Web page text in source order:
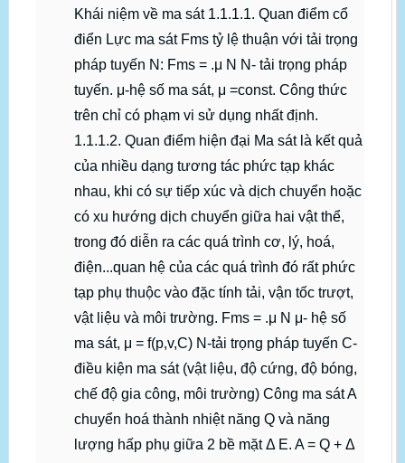
Khái niệm về ma sát 1.1.1.1. Quan điểm cổ
điển Lực ma sát Fms tỷ lệ thuận với tải trọng
pháp tuyến N: Fms = .μ N N- tải trọng pháp
tuyến. μ-hệ số ma sát, μ =const. Công thức
trên chỉ có phạm vi sử dụng nhất định.
1.1.1.2. Quan điểm hiện đại Ma sát là kết quả
của nhiều dạng tương tác phức tạp khác
nhau, khi có sự tiếp xúc và dịch chuyển hoặc
có xu hướng dịch chuyển giữa hai vật thể,
trong đó diễn ra các quá trình cơ, lý, hoá,
điện...quan hệ của các quá trình đó rất phức
tạp phụ thuộc vào đặc tính tải, vận tốc trượt,
vật liệu và môi trường. Fms = .μ N μ- hệ số
ma sát, μ = f(p,v,C) N-tải trọng pháp tuyến C-
điều kiện ma sát (vật liệu, độ cứng, độ bóng,
chế độ gia công, môi trường) Công ma sát A
chuyển hoá thành nhiệt năng Q và năng
lượng hấp phụ giữa 2 bề mặt Δ E. A = Q + Δ